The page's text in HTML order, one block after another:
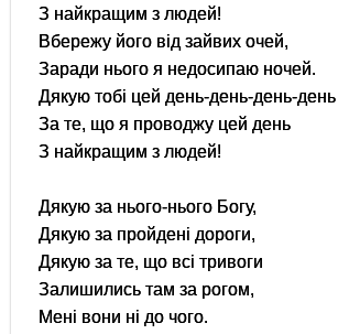
З найкращим з людей!
Вбережу його від зайвих очей,
Заради нього я недосипаю ночей.
Дякую тобі цей день-день-день-день
За те, що я проводжу цей день
З найкращим з людей!
Дякую за нього-нього Богу,
Дякую за пройдені дороги,
Дякую за те, що всі тривоги
Залишились там за рогом,
Мені вони ні до чого.